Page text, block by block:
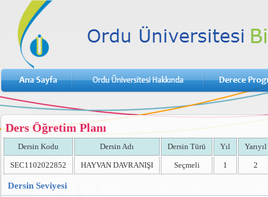
Ders Öğretim Planı
Dersin Kodu Dersin Adı Dersin Türü Yıl Yarıyıl
SEC1102022852 HAYVAN DAVRANIŞI Seçmeli 1 2
Dersin Seviyesi